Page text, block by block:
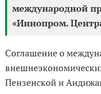
международной
«Иннопром.
Соглашение о
Пензенской и